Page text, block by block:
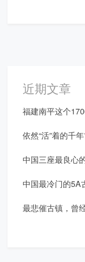
近期文章
福建南平这个
依然“活”着的千
中国三座最良心
中国最冷门的5A
最悲催古镇，曾